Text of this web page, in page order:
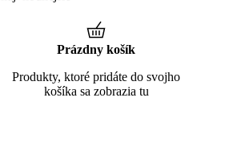
Prázdny košík
Produkty, ktoré pridáte do svojho
košíka sa zobrazia tu